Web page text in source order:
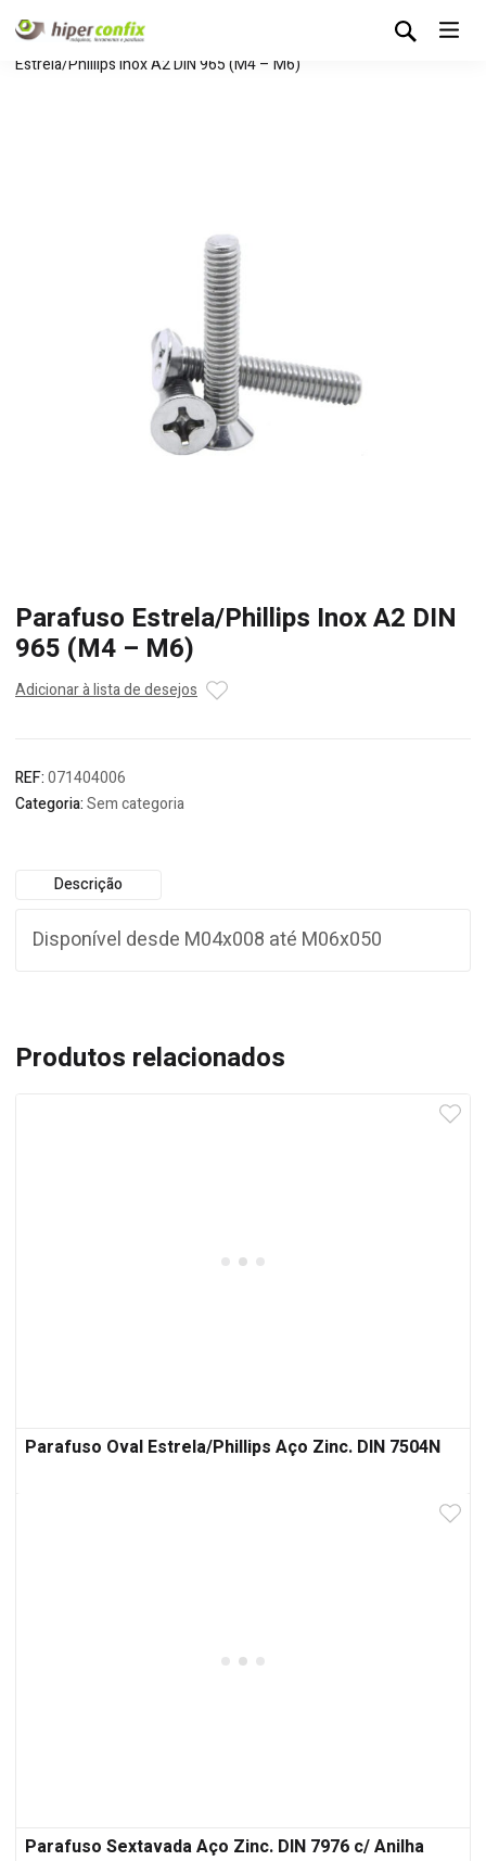
Início Loja Hipertintas
Parafuso
Estrela/Phillips Inox A2 DIN 965 (M4 – M6)
Parafuso Estrela/Phillips Inox A2 DIN
965 (M4 – M6)
Adicionar à lista de desejos
REF:071404006
Categoria:Sem categoria
Descrição
Disponível desde M04x008 até M06x050
Produtos relacionados
Parafuso Oval Estrela/Phillips Aço Zinc. DIN 7504N
Parafuso Sextavada Aço Zinc. DIN 7976 c/ Anilha